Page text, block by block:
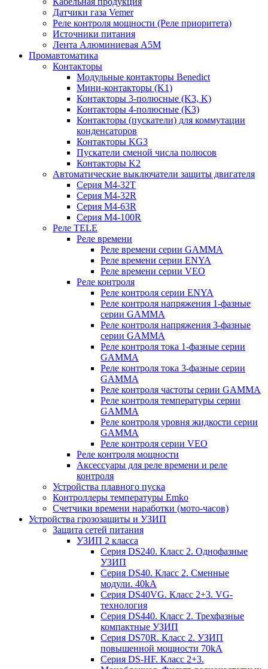
Датчики газа Vemer
Реле контроля мощности (Реле приоритета)
Источники питания
Лента Алюминиевая А5М
Промавтоматика
Контакторы
Модульные контакторы Benedict
Мини-контакторы (K1)
Контакторы 3-полюсные (K3, K)
Контакторы 4-полюсные (K3)
Контакторы (пускатели) для коммутации
конденсаторов
Контакторы KG3
Пускатели сменой числа полюсов
Контакторы K2
Автоматические выключатели защиты двигателя
Серия M4-32T
Серия M4-32R
Серия M4-63R
Серия M4-100R
Реле TELE
Реле времени
Реле времени серии GAMMA
Реле времени серии ENYA
Реле времени серии VEO
Реле контроля
Реле контроля серии ENYA
Реле контроля напряжения 1-фазные
серии GAMMA
Реле контроля напряжения 3-фазные
серии GAMMA
Реле контроля тока 1-фазные серии
GAMMA
Реле контроля тока 3-фазные серии
GAMMA
Реле контроля частоты серии GAMMA
Реле контроля температуры серии
GAMMA
Реле контроля уровня жидкости серии
GAMMA
Реле контроля серии VEO
Реле контроля мощности
Аксессуары для реле времени и реле
контроля
Устройства плавного пуска
Контроллеры температуры Emko
Счетчики времени наработки (мото-часов)
Устройства грозозащиты и УЗИП
Защита сетей питания
УЗИП 2 класса
Серия DS240. Класс 2. Однофазные
УЗИП
Серия DS40. Класс 2. Сменные
модули. 40kA
Серия DS40VG. Класс 2+3. VG-
технология
Серия DS440. Класс 2. Трехфазные
компактные УЗИП
Серия DS70R. Класс 2. УЗИП
повышенной мощности 70kA
Серия DS-HF. Класс 2+3.